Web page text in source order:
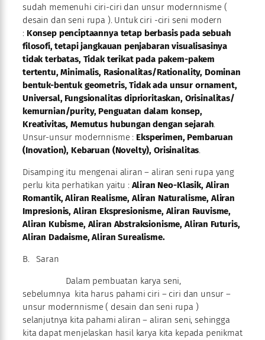
sudah memenuhi ciri-ciri dan unsur modernnisme (
desain dan seni rupa ). Untuk ciri -ciri seni modern
: Konsep penciptaannya tetap berbasis pada sebuah
filosofi, tetapi jangkauan penjabaran visualisasinya
tidak terbatas, Tidak terikat pada pakem-pakem
tertentu, Minimalis, Rasionalitas/Rationality, Dominan
bentuk-bentuk geometris, Tidak ada unsur ornament,
Universal, Fungsionalitas diprioritaskan, Orisinalitas/
kemurnian/purity, Penguatan dalam konsep,
Kreativitas, Memutus hubungan dengan sejarah.
Unsur-unsur modernnisme : Eksperimen, Pembaruan
(Inovation), Kebaruan (Novelty), Orisinalitas.
Disamping itu mengenai aliran – aliran seni rupa yang
perlu kita perhatikan yaitu : Aliran Neo-Klasik, Aliran
Romantik, Aliran Realisme, Aliran Naturalisme, Aliran
Impresionis, Aliran Ekspresionisme, Aliran Fauvisme,
Aliran Kubisme, Aliran Abstraksionisme, Aliran Futuris,
Aliran Dadaisme, Aliran Surealisme.
B. Saran
Dalam pembuatan karya seni,
sebelumnya kita harus pahami ciri – ciri dan unsur –
unsur modernnisme ( desain dan seni rupa )
selanjutnya kita pahami aliran – aliran seni, sehingga
kita dapat menjelaskan hasil karya kita kepada penikmat